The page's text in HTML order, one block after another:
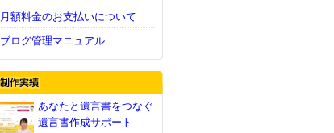
月額料金のお支払いについて
ブログ管理マニュアル
あなたと遺言書をつなぐ
遺言書作成サポート